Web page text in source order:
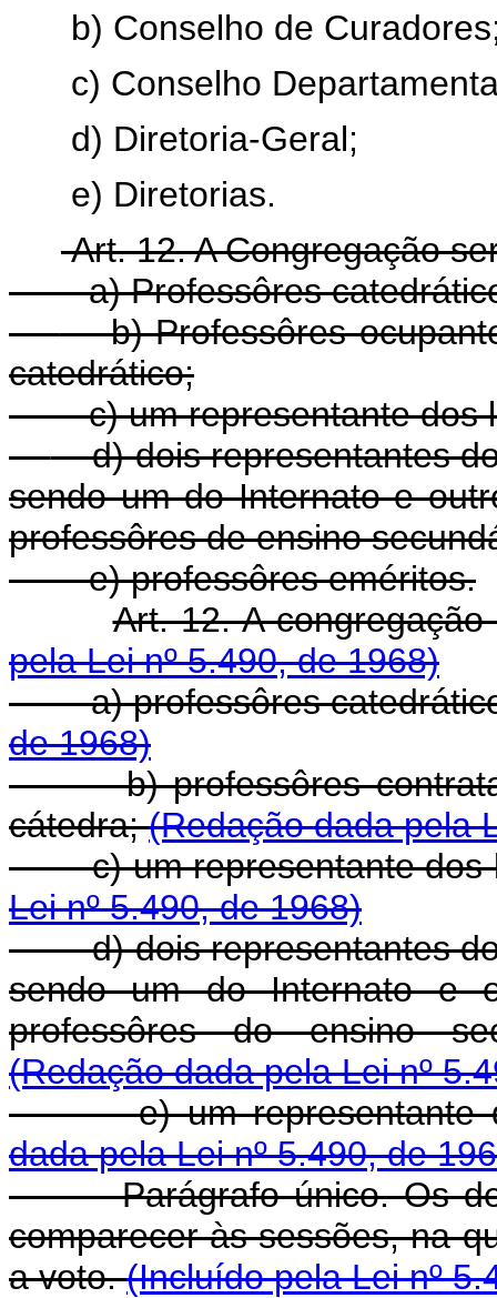
b) Conselho de
c) Conselho
d) Diretoria-Geral;
e) Diretorias.
Art. 12. A Congregação
a) Professôres
b) Professôres
catedrático;
c) um representante dos
d) dois representantes
sendo um do Internato e
professôres de ensino
e) professôres eméritos.
Art. 12. A
pela Lei nº 5.490, de 1968)
a) professôres
de 1968)
b) professôres
cátedra;(Redação dada pela
c) um representante dos
Lei nº 5.490, de 1968)
d) dois representantes dos
sendo um do Internato e
professôres do ensino
(Redação dada pela Lei nº
e) um representante
dada pela Lei nº 5.490, de
Parágrafo único. Os
comparecer às sessões, na
a voto.(Incluído pela Lei nº